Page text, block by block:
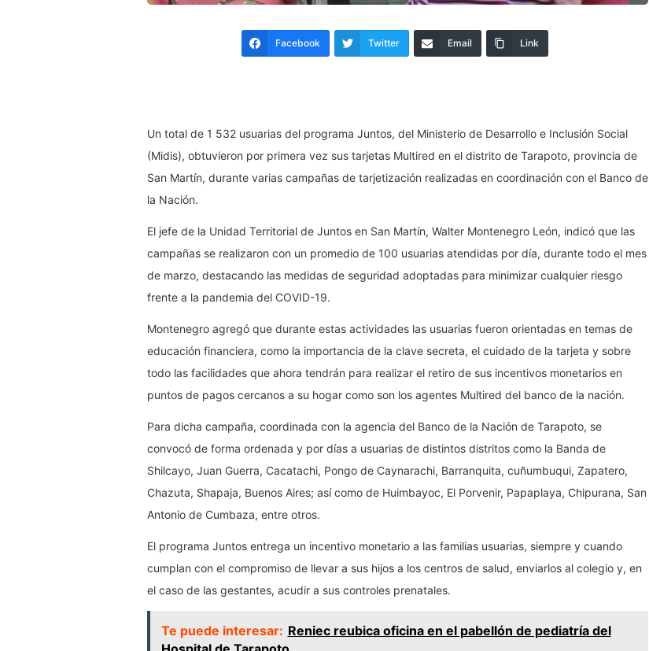
Facebook Twitter Email Link
Un total de 1 532 usuarias del programa Juntos, del Ministerio de Desarrollo e Inclusión Social
(Midis), obtuvieron por primera vez sus tarjetas Multired en el distrito de Tarapoto, provincia de
San Martín, durante varias campañas de tarjetización realizadas en coordinación con el Banco de
la Nación.
El jefe de la Unidad Territorial de Juntos en San Martín, Walter Montenegro León, indicó que las
campañas se realizaron con un promedio de 100 usuarias atendidas por día, durante todo el mes
de marzo, destacando las medidas de seguridad adoptadas para minimizar cualquier riesgo
frente a la pandemia del COVID-19.
Montenegro agregó que durante estas actividades las usuarias fueron orientadas en temas de
educación financiera, como la importancia de la clave secreta, el cuidado de la tarjeta y sobre
todo las facilidades que ahora tendrán para realizar el retiro de sus incentivos monetarios en
puntos de pagos cercanos a su hogar como son los agentes Multired del banco de la nación.
Para dicha campaña, coordinada con la agencia del Banco de la Nación de Tarapoto, se
convocó de forma ordenada y por días a usuarias de distintos distritos como la Banda de
Shilcayo, Juan Guerra, Cacatachi, Pongo de Caynarachi, Barranquita, cuñumbuqui, Zapatero,
Chazuta, Shapaja, Buenos Aires; así como de Huimbayoc, El Porvenir, Papaplaya, Chipurana, San
Antonio de Cumbaza, entre otros.
El programa Juntos entrega un incentivo monetario a las familias usuarias, siempre y cuando
cumplan con el compromiso de llevar a sus hijos a los centros de salud, enviarlos al colegio y, en
el caso de las gestantes, acudir a sus controles prenatales.
Te puede interesar: Reniec reubica oficina en el pabellón de pediatría del